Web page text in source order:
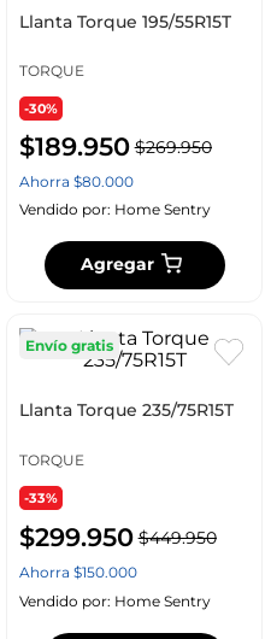
Llanta Torque 195/55R15T
TORQUE
-30%
$189.950 $269.950
Ahorra $80.000
Vendido por: Home Sentry
Agregar
Envío gratis
Llanta Torque 235/75R15T
TORQUE
-33%
$299.950 $449.950
Ahorra $150.000
Vendido por: Home Sentry